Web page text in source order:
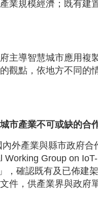
業規模經濟；既有建
主導智慧城市應用複
觀點，依地方不同的
市產業不可或缺的合
外產業與縣市政府
Working Group on
，確認既有及已佈建
件，供產業界與政府